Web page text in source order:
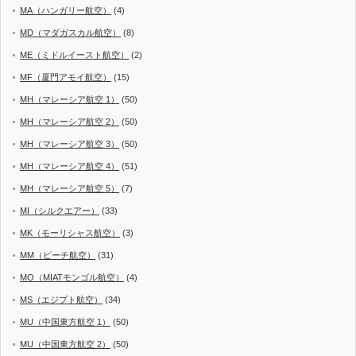
MA（ハンガリー航空） (4)
MD（マダガスカル航空） (8)
ME（ミドルイースト航空） (2)
MF（厦門アモイ航空） (15)
MH（マレーシア航空 1） (50)
MH（マレーシア航空 2） (50)
MH（マレーシア航空 3） (50)
MH（マレーシア航空 4） (51)
MH（マレーシア航空 5） (7)
MI（シルクエアー） (33)
MK（モーリシャス航空） (3)
MM（ピーチ航空） (31)
MO（MIATモンゴル航空） (4)
MS（エジプト航空） (34)
MU（中国東方航空 1） (50)
MU（中国東方航空 2） (50)